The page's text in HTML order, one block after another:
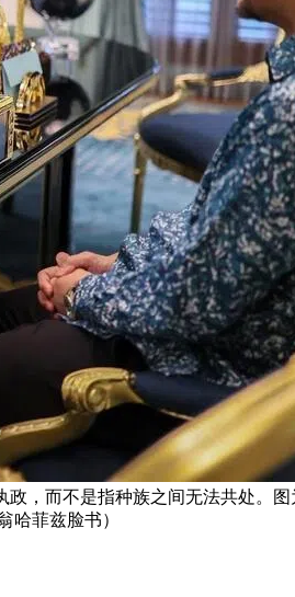
，而不是指种族之间无法共处。
哈菲兹脸书）